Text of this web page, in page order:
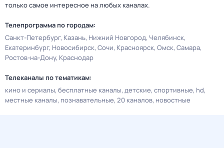
только самое интересное на любых каналах.
Телепрограмма по городам:
Санкт-Петербург Казань Нижний Новгород Челябинск
Екатеринбург Новосибирск Сочи Красноярск Омск Самара
Ростов-на-Дону Краснодар
Телеканалы по тематикам:
кино и сериалы бесплатные каналы детские спортивные hd
местные каналы познавательные 20 каналов новостные